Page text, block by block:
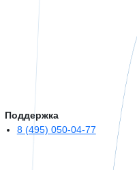
Поддержка
8 (495) 050-04-77